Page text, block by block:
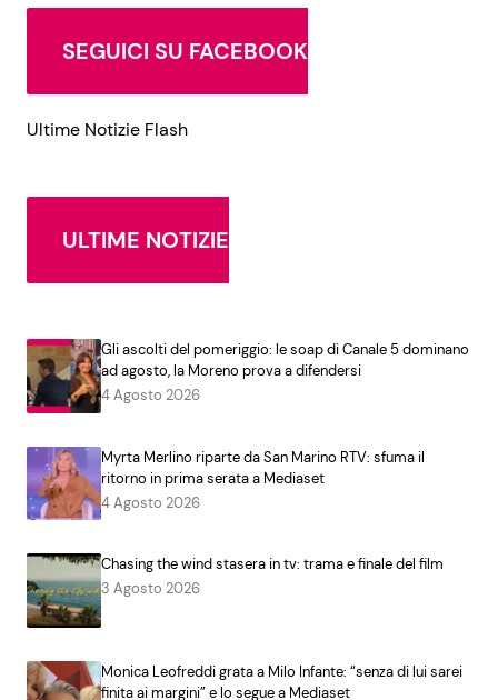
SEGUICI SU FACEBOOK
Ultime Notizie Flash
ULTIME NOTIZIE
Gli ascolti del pomeriggio: le soap di Canale 5 dominano
ad agosto, la Moreno prova a difendersi
4 Agosto 2026
Myrta Merlino riparte da San Marino RTV: sfuma il
ritorno in prima serata a Mediaset
4 Agosto 2026
Chasing the wind stasera in tv: trama e finale del film
3 Agosto 2026
Monica Leofreddi grata a Milo Infante: “senza di lui sarei
finita ai margini” e lo segue a Mediaset